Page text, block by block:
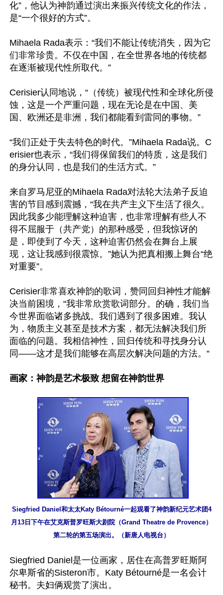
化”，他认为神韵通过演出来振兴传统文化的作法，
是“一个很好的方式”。
Mihaela Rada表示：“我们不能让传统消失，因为它
们非常珍贵。不仅在中国，在全世界各地的传统都
在逐渐被现代性所取代。”
Cerisier认同地说，“（传统）被现代性和全球化所侵
蚀，这是一个严重问题，现在无论是在中国、美
国、欧洲还是非洲，我们都能看到雷同的事物。”
“我们正处于失去特色的时代。”Mihaela Rada说。C
erisier也表示，“我们得保留我们的特质，这是我们
的身分认同，也是我们的生活方式。”
来自罗马尼亚的Mihaela Rada对法轮大法弟子反迫
害的节目感到震撼，“我在共产主义下生活了很久。
因此我多少能理解这种迫害，也非常理解有些人不
得不屈服于（共产党）的那种感受，但我惊讶的
是，即使到了今天，这种迫害仍然会在舞台上展
现，这让我感到很震惊。”她认为把真相搬上舞台“绝
对重要”。
Cerisier非常喜欢神韵的歌词，赞同回归神性才能解
决当前困境，“我非常欣赏歌词部分。的确，我们当
今世界面临诸多挑战。我们遇到了很多困难。我认
为，物质主义甚至是技术方案，都无法解决我们所
面临的问题。我相信神性，回归传统和寻找身分认
同——这才是我们能够在高层次解决问题的方法。“
画家：神韵是艺术极致 想留在神韵世界
Siegfried Daniel和太太Katy Bétourné一起观看了神韵新纪元艺术团4
月13日下午在艾克斯普罗旺斯大剧院（Grand Theatre de Provence）
第二轮的第五场演出。（新唐人电视台）
Siegfried Daniel是一位画家，居住在高普罗旺斯阿
尔卑斯省的Sisteron市。Katy Bétourné是一名会计
秘书。夫妇俩观赏了演出。